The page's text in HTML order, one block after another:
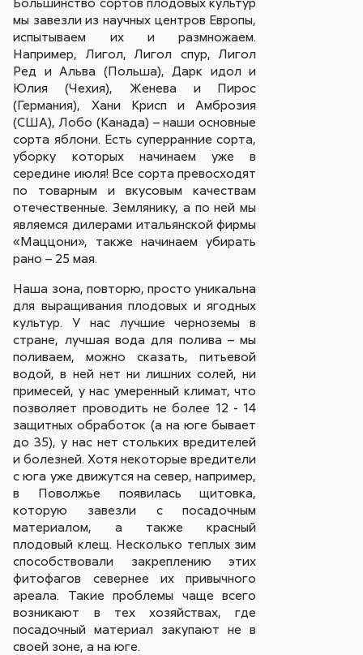
мы завезли из научных центров Европы,
испытываем их и размножаем.
Например, Лигол, Лигол спур, Лигол
Ред и Альва (Польша), Дарк идол и
Юлия (Чехия), Женева и Пирос
(Германия), Хани Крисп и Амброзия
(США), Лобо (Канада) – наши основные
сорта яблони. Есть суперранние сорта,
уборку которых начинаем уже в
середине июля! Все сорта превосходят
по товарным и вкусовым качествам
отечественные. Землянику, а по ней мы
являемся дилерами итальянской фирмы
«Маццони», также начинаем убирать
рано – 25 мая.
Наша зона, повторю, просто уникальна
для выращивания плодовых и ягодных
культур. У нас лучшие черноземы в
стране, лучшая вода для полива – мы
поливаем, можно сказать, питьевой
водой, в ней нет ни лишних солей, ни
примесей, у нас умеренный климат, что
позволяет проводить не более 12 - 14
защитных обработок (а на юге бывает
до 35), у нас нет стольких вредителей
и болезней. Хотя некоторые вредители
с юга уже движутся на север, например,
в Поволжье появилась щитовка,
которую завезли с посадочным
материалом, а также красный
плодовый клещ. Несколько теплых зим
способствовали закреплению этих
фитофагов севернее их привычного
ареала. Такие проблемы чаще всего
возникают в тех хозяйствах, где
посадочный материал закупают не в
своей зоне, а на юге.